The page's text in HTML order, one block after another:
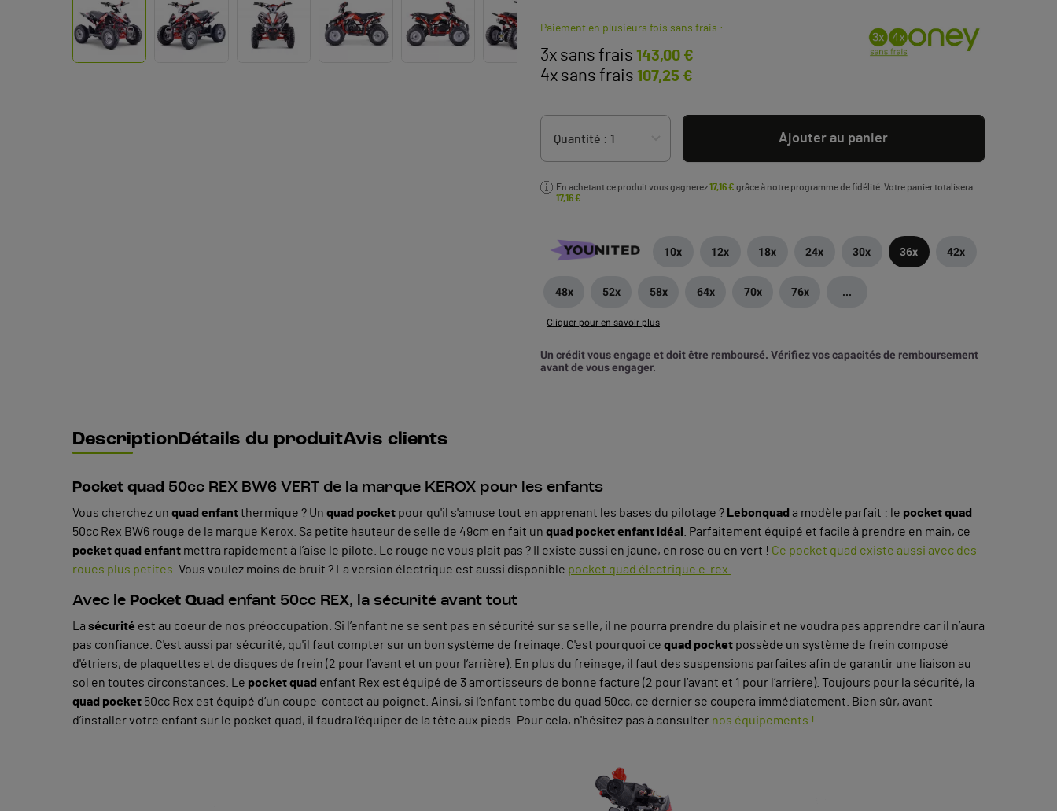
Paiement en plusieurs fois sans frais :
3x sans frais 143,00 €
4x sans frais 107,25 €
Ajouter au panier
En achetant ce produit vous gagnerez17,16 € grâce à notre programme de fidélité. Votre panier totalisera
17,16 €
10x 12x 18x 24x 30x 36x 42x
48x 52x 58x 64x 70x 76x ...
Cliquer pour en savoir plus
Un crédit vous engage et doit être remboursé. Vérifiez vos capacités de remboursement
avant de vous engager.
DescriptionDétails du produitAvis clients
Pocket quad 50cc REX BW6 VERT de la marque KEROX pour les enfants
Vous cherchez un quad enfantthermique ? Un quad pocket pour qu'il s'amuse tout en apprenant les bases du pilotage ? Lebonquad a modèle parfait : le pocket quad
50cc Rex BW6 rouge de la marque Kerox. Sa petite hauteur de selle de 49cm en fait un quad pocket enfant idéal
. Parfaitement équipé et facile à prendre en main, ce
pocket quad enfant mettra rapidement à l’aise le pilote. Le rouge ne vous plait pas ? Il existe aussi en jaune, en rose ou en vert ! Ce pocket quad existe aussi avec des
roues plus petites. Vous voulez moins de bruit ? La version électrique est aussi disponible pocket quad électrique e-rex.
Avec le Pocket Quad enfant 50cc REX, la sécurité avant tout
La sécurité est au coeur de nos préoccupation. Si l’enfant ne se sent pas en sécurité sur sa selle, il ne pourra prendre du plaisir et ne voudra pas apprendre car il n’aura
pas confiance. C'est aussi par sécurité, qu'il faut compter sur un bon système de freinage. C'est pourquoi ce quad pocket possède un système de frein composé
d'étriers, de plaquettes et de disques de frein (2 pour l’avant et un pour l’arrière). En plus du freinage, il faut des suspensions parfaites afin de garantir une liaison au
sol en toutes circonstances. Le pocket quad enfant Rex est équipé de 3 amortisseurs de bonne facture (2 pour l’avant et 1 pour l’arrière). Toujours pour la sécurité, la
quad pocket 50cc Rex est équipé d’un coupe-contact au poignet. Ainsi, si l’enfant tombe du quad 50cc, ce dernier se coupera immédiatement. Bien sûr, avant
d’installer votre enfant sur le pocket quad, il faudra l’équiper de la tête aux pieds. Pour cela, n'hésitez pas à consulter nos équipements !